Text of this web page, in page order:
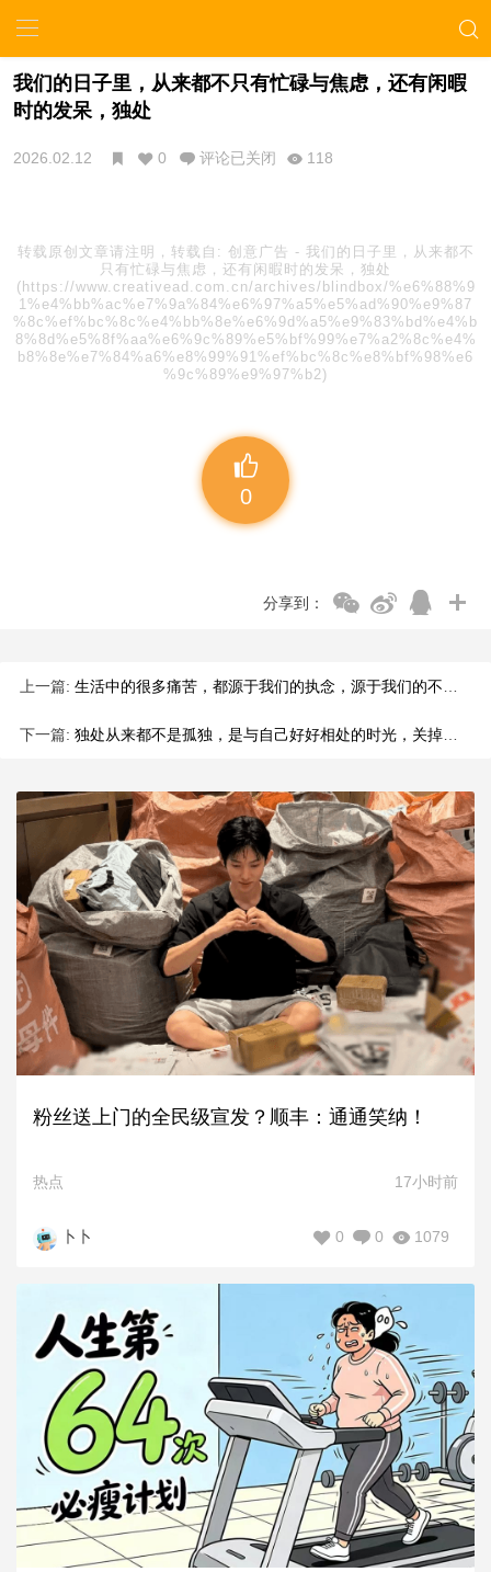
我们的日子里，从来都不只有忙碌与焦虑，还有闲暇
时的发呆，独处
2026.02.12 0 评论已关闭 118
转载原创文章请注明，转载自: 创意广告 - 我们的日子里，从来都不
只有忙碌与焦虑，还有闲暇时的发呆，独处
(https://www.creativead.com.cn/archives/blindbox/%e6%88%9
1%e4%bb%ac%e7%9a%84%e6%97%a5%e5%ad%90%e9%87
%8c%ef%bc%8c%e4%bb%8e%e6%9d%a5%e9%83%bd%e4%b
8%8d%e5%8f%aa%e6%9c%89%e5%bf%99%e7%a2%8c%e4%
b8%8e%e7%84%a6%e8%99%91%ef%bc%8c%e8%bf%98%e6
%9c%89%e9%97%b2)
0
分享到：
上一篇: 生活中的很多痛苦，都源于我们的执念，源于我们的不甘心，源于我
下一篇: 独处从来都不是孤独，是与自己好好相处的时光，关掉喧嚣，放下忙
粉丝送上门的全民级宣发？顺丰：通通笑纳！
热点 17小时前
卜卜 1079
0
0